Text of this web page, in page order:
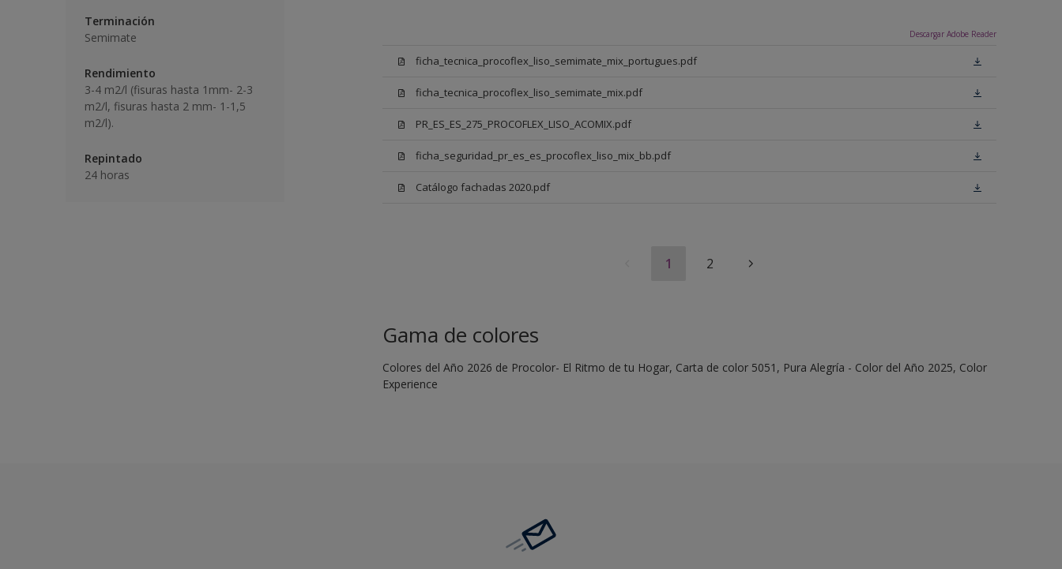
Terminación
Semimate
Rendimiento
3-4 m2/l (fisuras hasta 1mm- 2-3
m2/l, fisuras hasta 2 mm- 1-1,5
m2/l).
Repintado
24 horas
Descargar Adobe Reader
ficha_tecnica_procoflex_liso_semimate_mix_portugues.pdf
ficha_tecnica_procoflex_liso_semimate_mix.pdf
PR_ES_ES_275_PROCOFLEX_LISO_ACOMIX.pdf
ficha_seguridad_pr_es_es_procoflex_liso_mix_bb.pdf
Catálogo fachadas 2020.pdf
1 2
Gama de colores
Colores del Año 2026 de Procolor- El Ritmo de tu Hogar, Carta de color 5051, Pura Alegría - Color del Año 2025, Color
Experience